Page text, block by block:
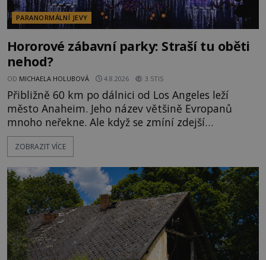
PARANORMÁLNÍ JEVY
Hororové zábavní parky: Straší tu oběti
nehod?
OD MICHAELA HOLUBOVÁ 4.8.2026 3.5TIS
Přibližně 60 km po dálnici od Los Angeles leží
město Anaheim. Jeho název většině Evropanů
mnoho neřekne. Ale když se zmíní zdejší
Disneyland, je hned jasno. Zábavní park vyroste na
poklidném místě bývalého sadu pomerančovníků.
kolem 17 000 000 zábavychtivých lidí ročně. A ač je
velká snaha to utajit, někteří z
ZOBRAZIT VÍCE